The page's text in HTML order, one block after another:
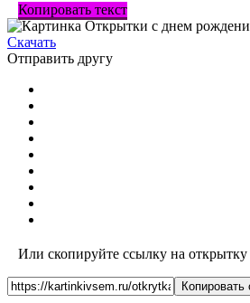
Копировать текст
Скачать
Отправить другу
Или скопируйте ссылку на открытку
Копировать